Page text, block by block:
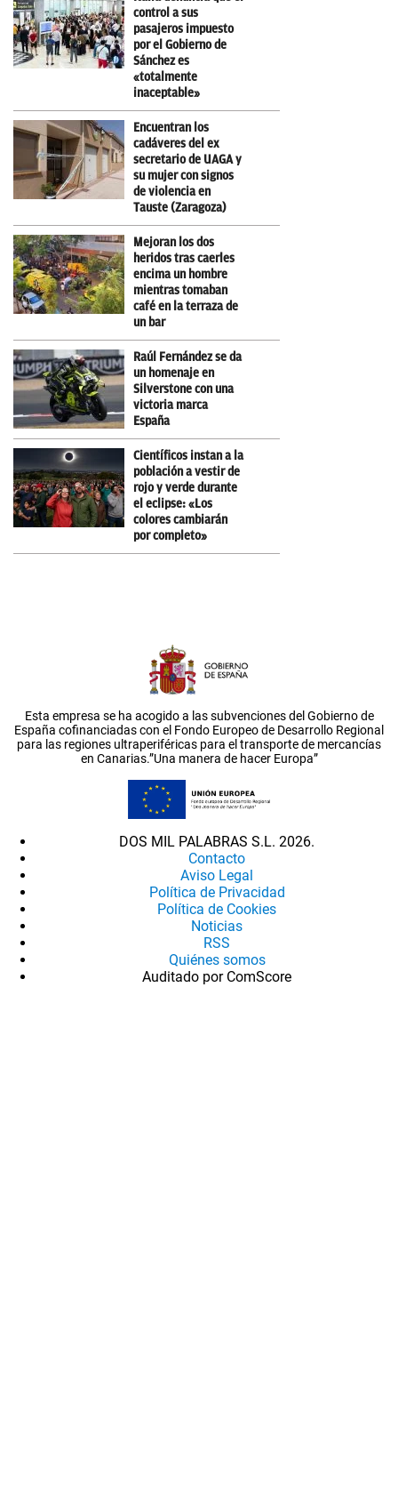
control a sus
pasajeros impuesto
por el Gobierno de
Sánchez es
«totalmente
inaceptable»
Encuentran los
cadáveres del ex
secretario de UAGA y
su mujer con signos
de violencia en
Tauste (Zaragoza)
Mejoran los dos
heridos tras caerles
encima un hombre
mientras tomaban
café en la terraza de
un bar
Raúl Fernández se da
un homenaje en
Silverstone con una
victoria marca
España
Científicos instan a la
población a vestir de
rojo y verde durante
el eclipse: «Los
colores cambiarán
por completo»
Esta empresa se ha acogido a las subvenciones del Gobierno de
España cofinanciadas con el Fondo Europeo de Desarrollo Regional
para las regiones ultraperiféricas para el transporte de mercancías
en Canarias.”Una manera de hacer Europa”
DOS MIL PALABRAS S.L. 2026.
Contacto
Aviso Legal
Política de Privacidad
Política de Cookies
Noticias
RSS
Quiénes somos
Auditado por ComScore